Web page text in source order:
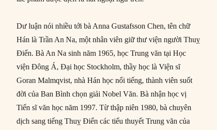
Dư luận nói nhiều tới bà Anna Gustafsson Chen, tên chữ
Hán là Trần An Na, một nhân viên giữ thư viện người Thuỵ
Điển. Bà An Na sinh năm 1965, học Trung văn tại Học
viện Đông Á, Đại học Stockholm, thầy học là Viện sĩ
Goran Malmqvist, nhà Hán học nổi tiếng, thành viên suốt
đời của Ban Bình chọn giải Nobel Văn. Bà nhận học vị
Tiến sĩ văn học năm 1997. Từ thập niên 1980, bà chuyên
dịch sang tiếng Thuỵ Điển các tiểu thuyết Trung văn của